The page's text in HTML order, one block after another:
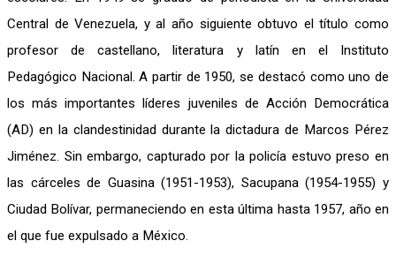
Central de Venezuela, y al año siguiente obtuvo el título como
profesor de castellano, literatura y latín en el Instituto
Pedagógico Nacional. A partir de 1950, se destacó como uno de
los más importantes líderes juveniles de Acción Democrática
(AD) en la clandestinidad durante la dictadura de Marcos Pérez
Jiménez. Sin embargo, capturado por la policía estuvo preso en
las cárceles de Guasina (1951-1953), Sacupana (1954-1955) y
Ciudad Bolívar, permaneciendo en esta última hasta 1957, año en
el que fue expulsado a México.